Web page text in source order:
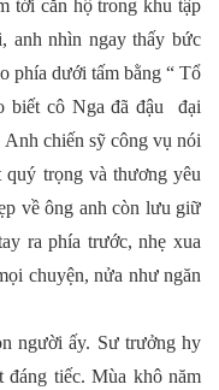
căn hộ trong khu tập
anh nhìn ngay thấy bức
phía dưới tấm bằng “ Tổ
biết cô Nga đã đậu đại
chiến sỹ công vụ nói
quý trọng và thương yêu
về ông anh còn lưu giữ
ra phía trước, nhẹ xua
chuyện, nửa như ngăn
ấy. Sư trưởng hy
đáng tiếc. Mùa khô năm